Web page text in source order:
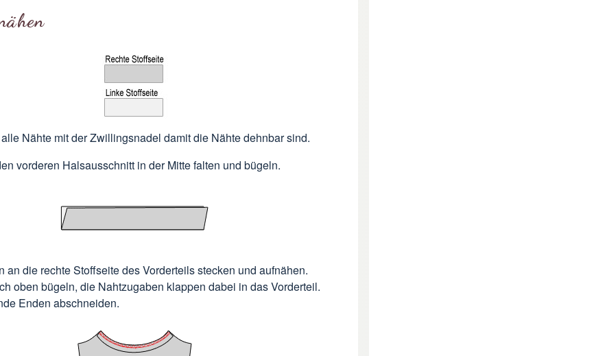
Nähte mit der Zwillingsnadel damit die Nähte dehnbar sind.
vorderen Halsausschnitt in der Mitte falten und bügeln.
an die rechte Stoffseite des Vorderteils stecken und aufnähen.
oben bügeln, die Nahtzugaben klappen dabei in das Vorderteil.
Enden abschneiden.